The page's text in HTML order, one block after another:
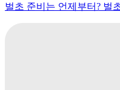
벌초 준비는 언제부터? 벌